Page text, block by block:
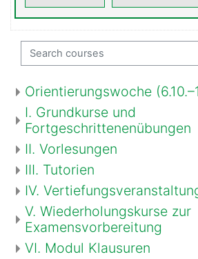
Search courses
Orientierungswoche
I. Grundkurse und
Fortgeschrittenenübungen
II. Vorlesungen
III. Tutorien
IV.
V. Wiederholungskurse zur
Examensvorbereitung
VI. Modul Klausuren